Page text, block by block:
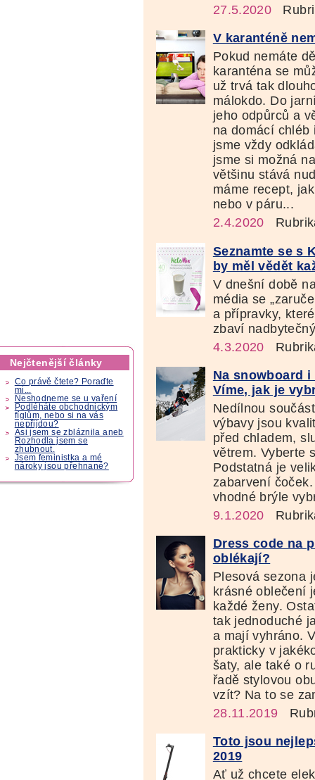
Nejčtenější články
Co právě čtete? Poraďte
mi...
Neshodneme se u vaření
Podléháte obchodnickým
fíglům, nebo si na vás
nepřijdou?
Asi jsem se zbláznila aneb
Rozhodla jsem se
zhubnout.
Jsem feministka a mé
nároky jsou přehnané?
27.5.2020
V karanténě
Pokud nemáte
karanténa se
už trvá tak
málokdo. Do
jeho odpůrců a
na domácí
jsme vždy
jsme si možná
většinu stává
máme recept,
nebo v páru...
2.4.2020
Seznamte se s
by měl vědět
V dnešní době
média se
a přípravky,
zbaví
4.3.2020
Na snowboard
Víme, jak je
Nedílnou
výbavy jsou
před chladem,
větrem. Vyberte
Podstatná je
zabarvení
vhodné brýle
9.1.2020
Dress code na
oblékají?
Plesová sezona
krásné oblečení
každé ženy.
tak jednoduché
a mají vyhráno.
prakticky v
šaty, ale také o
řadě stylovou
vzít? Na to se
28.11.2019
Toto jsou
2019
Ať už chcete